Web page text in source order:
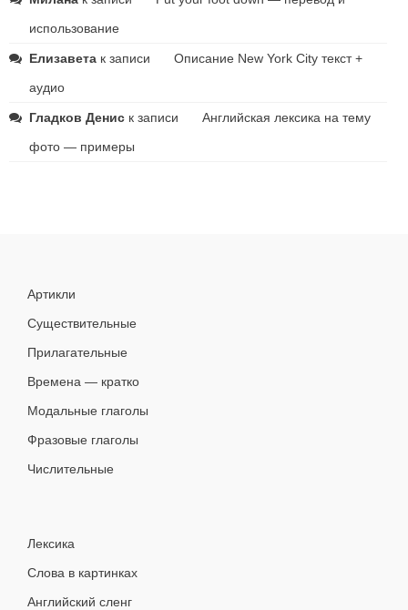
использование
Елизавета к записи
Описание New York City текст +
аудио
Гладков Денис к записи
Английская лексика на тему
фото — примеры
Артикли
Существительные
Прилагательные
Времена — кратко
Модальные глаголы
Фразовые глаголы
Числительные
Лексика
Слова в картинках
Английский сленг